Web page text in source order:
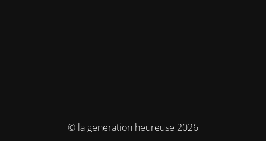
© la generation heureuse 2026